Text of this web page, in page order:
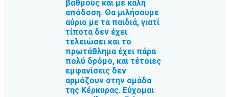
βαθμούς και με καλή
απόδοση. Θα μιλήσουμε
αύριο με τα παιδιά, γιατί
τίποτα δεν έχει
τελειώσει και το
πρωτάθλημα έχει πάρα
πολύ δρόμο, και τέτοιες
εμφανίσεις δεν
αρμόζουν στην ομάδα
της Κέρκυρας. Εύχομαι